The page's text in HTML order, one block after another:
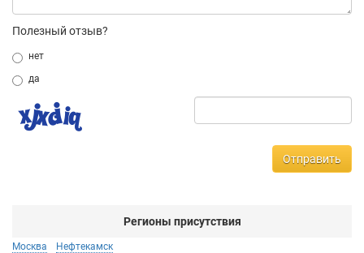
Полезный отзыв?
нет
да
Отправить
Регионы присутствия
Москва Нефтекамск